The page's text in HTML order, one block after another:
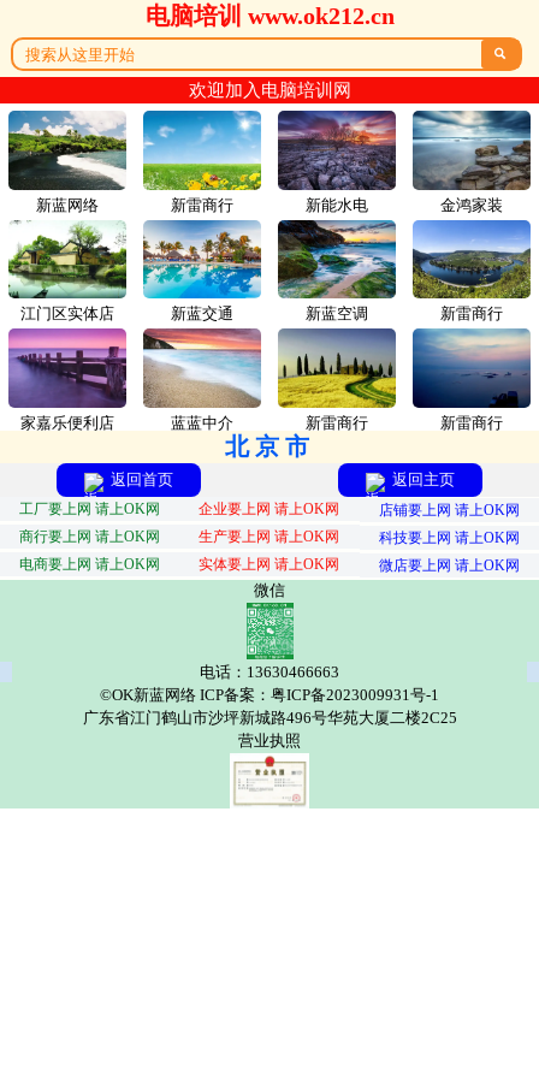
电脑培训 www.ok212.cn

欢迎加入电脑培训网
新蓝网络 新雷商行
江门区实体店 新蓝交通
家嘉乐便利店 蓝蓝中介
新能水电 金鸿家装
新蓝空调 新雷商行
新雷商行 新雷商行
北京市
返回首页 返回主页
工厂要上网 请上OK网 企业要上网 请上OK网
店铺要上网 请上OK网
商行要上网 请上OK网
生产要上网 请上OK网
科技要上网 请上OK网
电商要上网 请上OK网
实体要上网 请上OK网 微店要上网 请上OK网
微信
电话：13630466663
©OK新蓝网络 ICP备案：粤ICP备2023009931号-1
广东省江门鹤山市沙坪新城路496号华苑大厦二楼2C25
营业执照